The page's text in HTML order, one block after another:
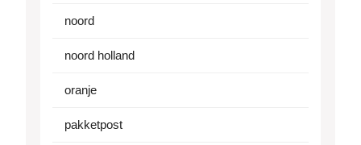
noord
noord holland
oranje
pakketpost